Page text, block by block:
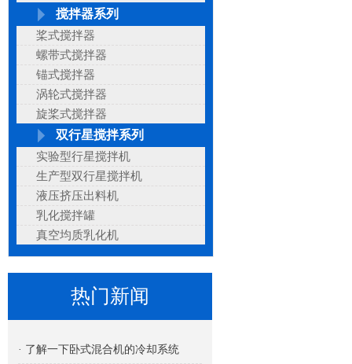
搅拌器系列
桨式搅拌器
螺带式搅拌器
锚式搅拌器
涡轮式搅拌器
旋桨式搅拌器
双行星搅拌系列
实验型行星搅拌机
生产型双行星搅拌机
液压挤压出料机
乳化搅拌罐
真空均质乳化机
热门新闻
· 了解一下卧式混合机的冷却系统